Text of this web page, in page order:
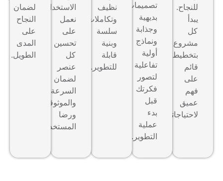
للنجاح.
مشروع
بتخطيط
عميق
لاحتياجاتك.
تصميمات
بديهية
وجذابة
ونماذج
تفاعلية
لتصور
فكرتك
عملية
التطوير.
نظيف
وتكاملات
سلسة
وبنية
قابلة
للتطوير.
الاستخدام.
نعمل
تحسين
عنصر
لضمان
السرعة
والموثوقية
ورضا
المستخدم.
لضمان
النجاح
المدى
الطويل.